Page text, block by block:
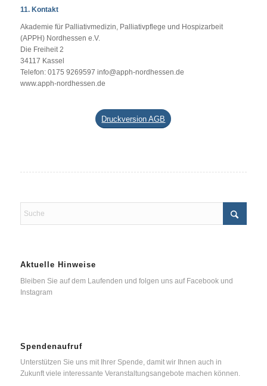
11. Kontakt
Akademie für Palliativmedizin, Palliativpflege und Hospizarbeit
(APPH) Nordhessen e.V.
Die Freiheit 2
34117 Kassel
Telefon: 0175 9269597 info@apph-nordhessen.de
www.apph-nordhessen.de
Druckversion AGB
Aktuelle Hinweise
Bleiben Sie auf dem Laufenden und folgen uns auf Facebook und
Instagram
Spendenaufruf
Unterstützen Sie uns mit Ihrer Spende, damit wir Ihnen auch in
Zukunft viele interessante Veranstaltungsangebote machen können.